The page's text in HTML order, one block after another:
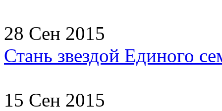
28 Сен 2015
Стань звездой Единого
15 Сен 2015